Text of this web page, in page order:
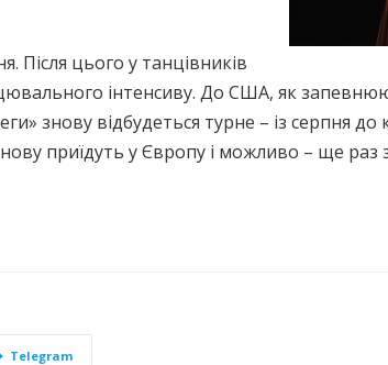
Після цього у танцівників
інтенсиву. До США, як
знову відбудеться турне – із серпня
приїдуть у Європу і можливо – ще раз
Telegram